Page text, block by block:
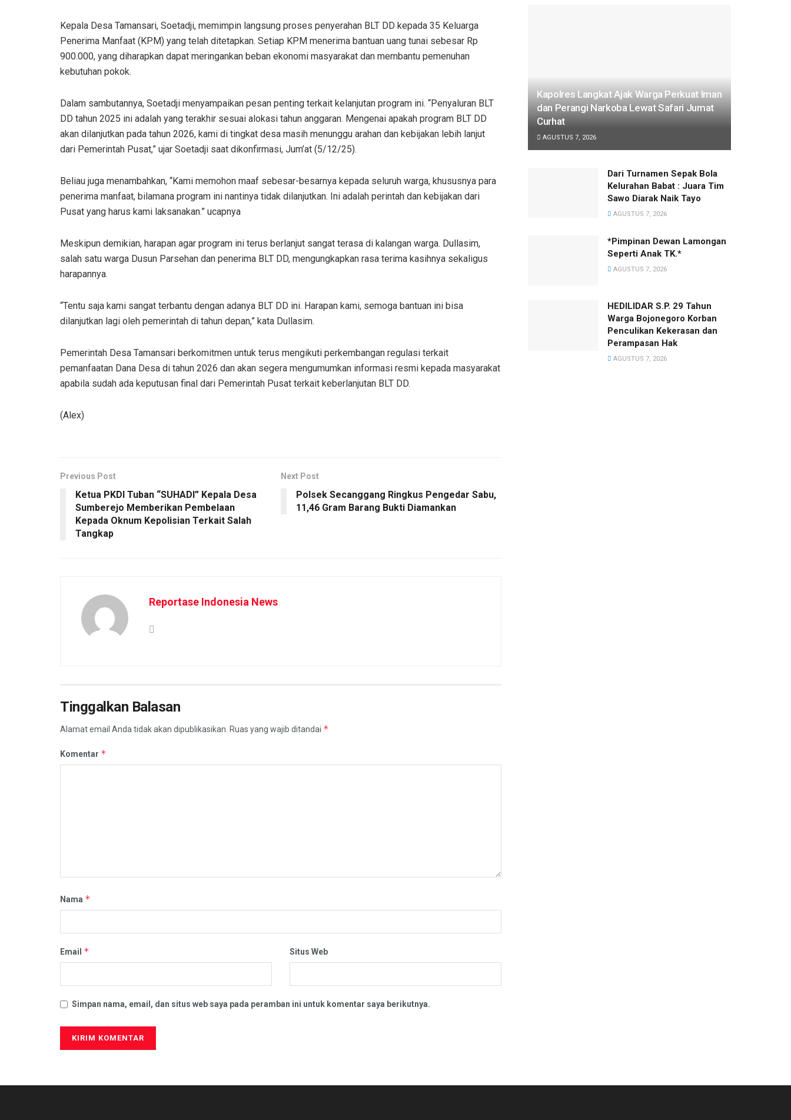
Kepala Desa Tamansari, Soetadji, memimpin langsung proses penyerahan BLT DD kepada 35 Keluarga
Penerima Manfaat (KPM) yang telah ditetapkan. Setiap KPM menerima bantuan uang tunai sebesar Rp
900.000, yang diharapkan dapat meringankan beban ekonomi masyarakat dan membantu pemenuhan
kebutuhan pokok.
Dalam sambutannya, Soetadji menyampaikan pesan penting terkait kelanjutan program ini. “Penyaluran BLT
DD tahun 2025 ini adalah yang terakhir sesuai alokasi tahun anggaran. Mengenai apakah program BLT DD
akan dilanjutkan pada tahun 2026, kami di tingkat desa masih menunggu arahan dan kebijakan lebih lanjut
dari Pemerintah Pusat,” ujar Soetadji saat dikonfirmasi, Jum’at (5/12/25).
Beliau juga menambahkan, “Kami memohon maaf sebesar-besarnya kepada seluruh warga, khususnya para
penerima manfaat, bilamana program ini nantinya tidak dilanjutkan. Ini adalah perintah dan kebijakan dari
Pusat yang harus kami laksanakan.” ucapnya
Meskipun demikian, harapan agar program ini terus berlanjut sangat terasa di kalangan warga. Dullasim,
salah satu warga Dusun Parsehan dan penerima BLT DD, mengungkapkan rasa terima kasihnya sekaligus
harapannya.
“Tentu saja kami sangat terbantu dengan adanya BLT DD ini. Harapan kami, semoga bantuan ini bisa
dilanjutkan lagi oleh pemerintah di tahun depan,” kata Dullasim.
Pemerintah Desa Tamansari berkomitmen untuk terus mengikuti perkembangan regulasi terkait
pemanfaatan Dana Desa di tahun 2026 dan akan segera mengumumkan informasi resmi kepada masyarakat
apabila sudah ada keputusan final dari Pemerintah Pusat terkait keberlanjutan BLT DD.
(Alex)
Previous Post
Ketua PKDI Tuban “SUHADI” Kepala Desa
Sumberejo Memberikan Pembelaan
Kepada Oknum Kepolisian Terkait Salah
Tangkap
Next Post
Polsek Secanggang Ringkus Pengedar Sabu,
11,46 Gram Barang Bukti Diamankan
Reportase Indonesia News
Tinggalkan Balasan
Alamat email Anda tidak akan dipublikasikan. Ruas yang wajib ditandai *
Komentar *
Nama *
Email * Situs Web
Simpan nama, email, dan situs web saya pada peramban ini untuk komentar saya berikutnya.
Kapolres Langkat Ajak Warga Perkuat Iman
dan Perangi Narkoba Lewat Safari Jumat
Curhat
AGUSTUS 7, 2026
Dari Turnamen Sepak Bola
Kelurahan Babat : Juara Tim
Sawo Diarak Naik Tayo
AGUSTUS 7, 2026
*Pimpinan Dewan Lamongan
Seperti Anak TK.*
AGUSTUS 7, 2026
HEDILIDAR S.P. 29 Tahun
Warga Bojonegoro Korban
Penculikan Kekerasan dan
Perampasan Hak
AGUSTUS 7, 2026